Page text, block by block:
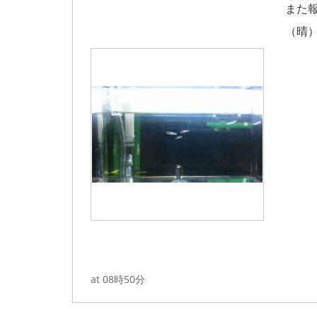
また
（晴）
at 08時50分